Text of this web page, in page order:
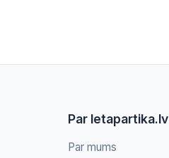
Par letapartika.lv
Par mums